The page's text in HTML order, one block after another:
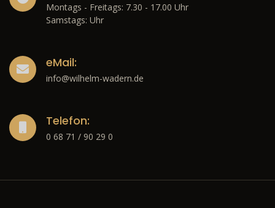
Montags - Freitags: 7.30 - 17.00 Uhr
Samstags: Uhr
eMail:
info@wilhelm-wadern.de
Telefon:
0 68 71 / 90 29 0